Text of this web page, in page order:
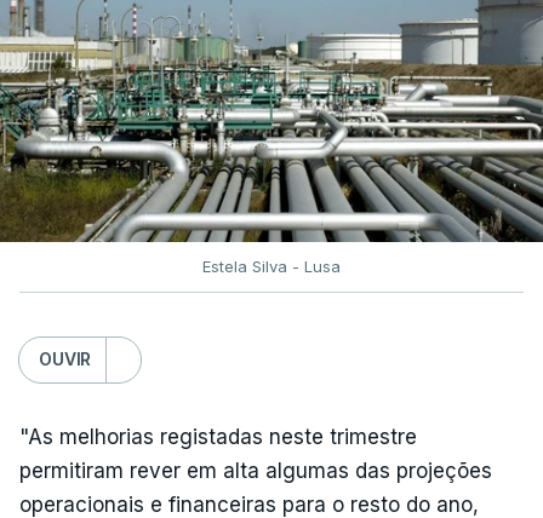
Estela Silva - Lusa
OUVIR
"As melhorias registadas neste trimestre
permitiram rever em alta algumas das projeções
operacionais e financeiras para o resto do ano,